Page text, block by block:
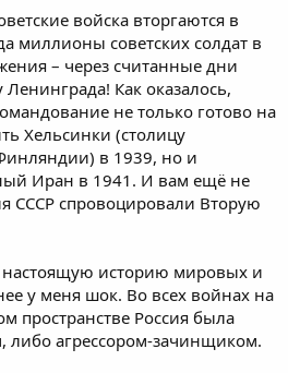
войска вторгаются в
миллионы советских солдат в
– через считанные дни
Как оказалось,
не только готово на
Хельсинки (столицу
в 1939, но и
Иран в 1941. И вам ещё не
СССР спровоцировали Вторую
историю мировых и
у меня шок. Во всех войнах на
пространстве Россия была
либо агрессором-зачинщиком.